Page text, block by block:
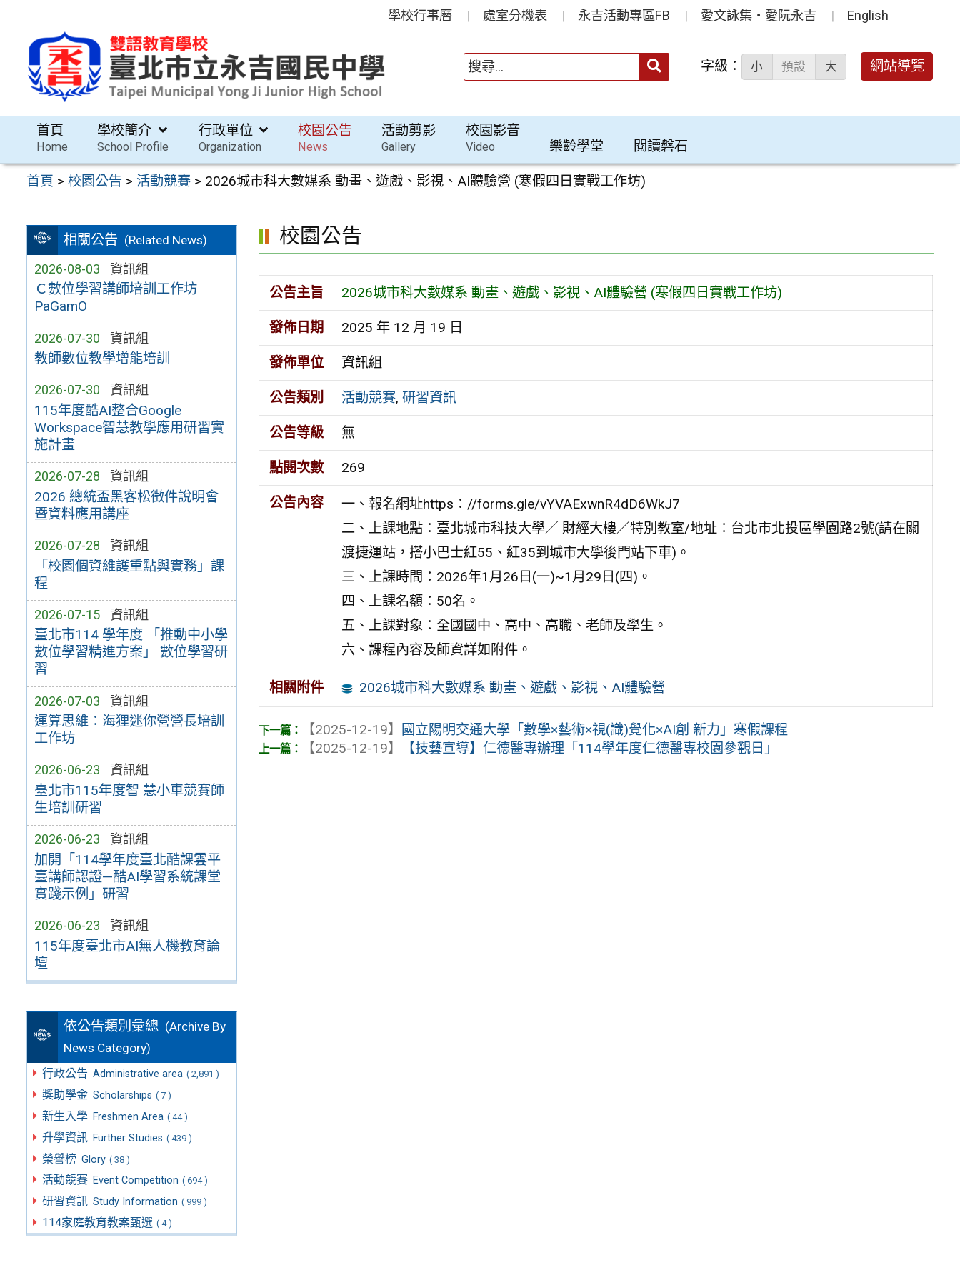
容
學校行事曆 處室分機表 永吉活動專區FB 愛文詠集‧愛阮永吉 English
送出 字級： 小 預設 大 網站導覽
首頁
Home
學校簡介
School Profile
行政單位
Organization
校園公告
News
活動剪影
Gallery
校園影音
Video 樂齡學堂 閱讀磐石
首頁 >校園公告 > 活動競賽 > 2026城市科大數媒系 動畫、遊戲、影視、AI體驗營 (寒假四日實戰工作坊)
相關公告 (Related News)
2026-08-03 資訊組
Ｃ數位學習講師培訓工作坊
PaGamO
2026-07-30 資訊組
教師數位教學增能培訓
2026-07-30 資訊組
115年度酷AI整合Google
Workspace智慧教學應用研習實
施計畫
2026-07-28 資訊組
2026 總統盃黑客松徵件說明會
暨資料應用講座
2026-07-28 資訊組
「校園個資維護重點與實務」課
程
2026-07-15 資訊組
臺北市114 學年度 「推動中小學
數位學習精進方案」 數位學習研
習
2026-07-03 資訊組
運算思維：海狸迷你營營長培訓
工作坊
2026-06-23 資訊組
臺北市115年度智 慧小車競賽師
生培訓研習
2026-06-23 資訊組
加開「114學年度臺北酷課雲平
臺講師認證—酷AI學習系統課堂
實踐示例」研習
2026-06-23 資訊組
115年度臺北市AI無人機教育論
壇
依公告類別彙總 (Archive By
News Category)
行政公告 Administrative area ( 2,891 )
獎助學金 Scholarships ( 7 )
新生入學 Freshmen Area ( 44 )
升學資訊 Further Studies ( 439 )
榮譽榜 Glory ( 38 )
活動競賽 Event Competition ( 694 )
研習資訊 Study Information ( 999 )
114家庭教育教案甄選 ( 4 )
校園公告
公告主旨 2026城市科大數媒系 動畫、遊戲、影視、AI體驗營 (寒假四日實戰工作坊)
發佈日期 2025 年 12 月 19 日
發佈單位 資訊組
公告類別 活動競賽, 研習資訊
公告等級 無
點閱次數 269
公告內容
一、報名網址https：//forms.gle/vYVAExwnR4dD6WkJ7
二、上課地點：臺北城市科技大學／ 財經大樓／特別教室/地址：台北市北投區學園路2號(請在關
渡捷運站，搭小巴士紅55、紅35到城市大學後門站下車)。
三、上課時間：2026年1月26日(一)~1月29日(四)。
四、上課名額：50名。
五、上課對象：全國國中、高中、高職、老師及學生。
六、課程內容及師資詳如附件。
相關附件 2026城市科大數媒系 動畫、遊戲、影視、AI體驗營
【2025-12-19】
國立陽明交通大學「數學×藝術×視(識)覺化×AI創 新力」寒假課程
【2025-12-19】
【技藝宣導】仁德醫專辦理「114學年度仁德醫專校園參觀日」